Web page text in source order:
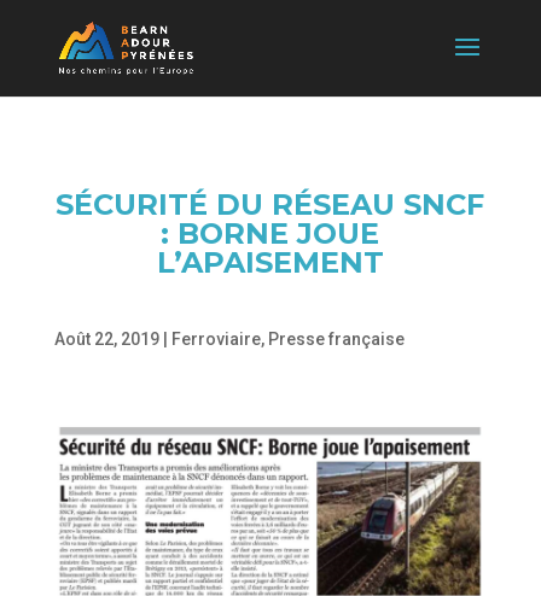
SÉCURITÉ DU RÉSEAU SNCF
: BORNE JOUE
L’APAISEMENT
Août 22, 2019| Ferroviaire, Presse française